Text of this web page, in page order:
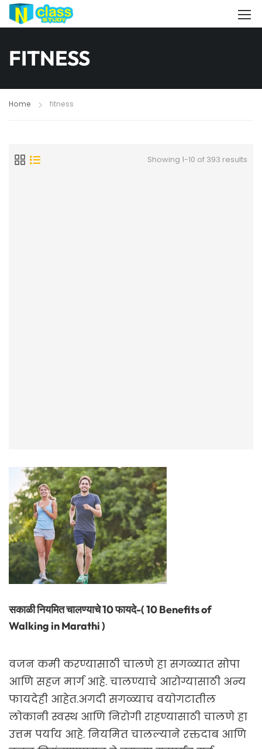
FITNESS
Home fitness
Showing 1-10 of 393 results
सकाळी नियमित चालण्याचे 10 फायदे-( 10 Benefits of
Walking in Marathi )
वजन कमी करण्यासाठी चालणे हा सगळ्यात सोपा
आणि सहज मार्ग आहे. चालण्याचे आरोग्यासाठी अन्य
फायदेही आहेत.अगदी सगळ्याच वयोगटातील
लोकानी स्वस्थ आणि निरोगी राहण्यासाठी चालणे हा
उत्तम पर्याय आहे. नियमित चालल्याने रक्तदाब आणि